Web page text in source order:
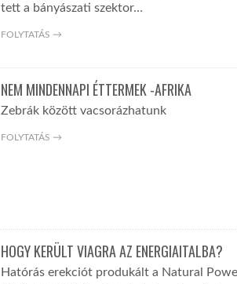
tett a bányászati szektor…
FOLYTATÁS →
NEM MINDENNAPI ÉTTERMEK -AFRIKA
Zebrák között vacsorázhatunk
FOLYTATÁS →
HOGY KERÜLT VIAGRA AZ ENERGIAITALBA?
Hatórás erekciót produkált a Natural